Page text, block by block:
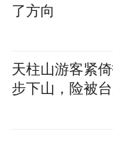
了方向
天柱山游客紧
步下山，险被